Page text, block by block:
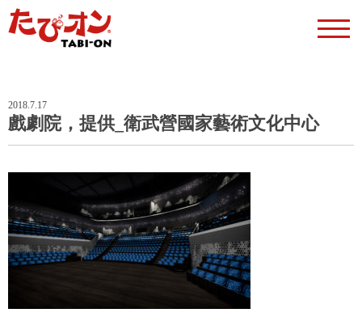
2018.7.17
戲劇院，提供_衛武營國家藝術文化中心